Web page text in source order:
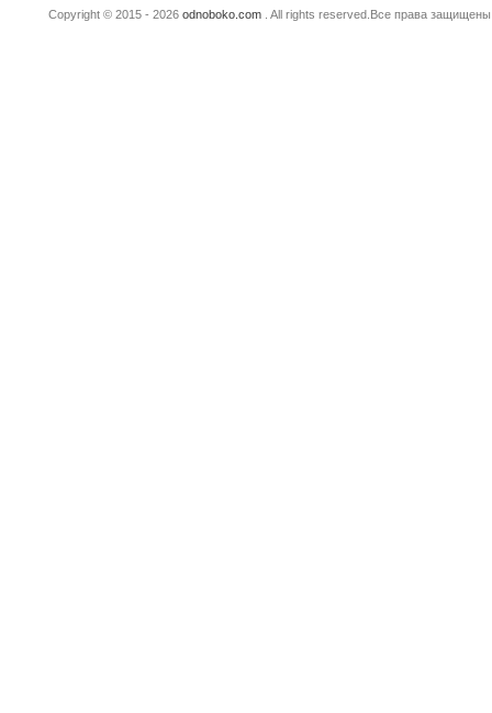
Copyright © 2015 - 2026 odnoboko.com. All rights reserved.Все права защищены.